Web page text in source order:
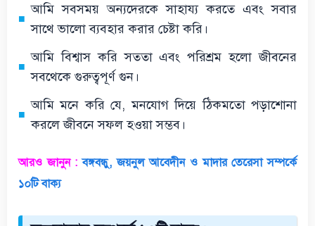
আমি সবসময় অন্যদেরকে সাহায্য করতে এবং সবার
সাথে ভালো ব্যবহার করার চেষ্টা করি।
আমি বিশ্বাস করি সততা এবং পরিশ্রম হলো জীবনের
সবথেকে গুরুত্বপূর্ণ গুন।
আমি মনে করি যে, মনযোগ দিয়ে ঠিকমতো পড়াশোনা
করলে জীবনে সফল হওয়া সম্ভব।
আরও জানুন : বঙ্গবন্ধু, জয়নুল আবেদীন ও মাদার তেরেসা সম্পর্কে
১০টি বাক্য